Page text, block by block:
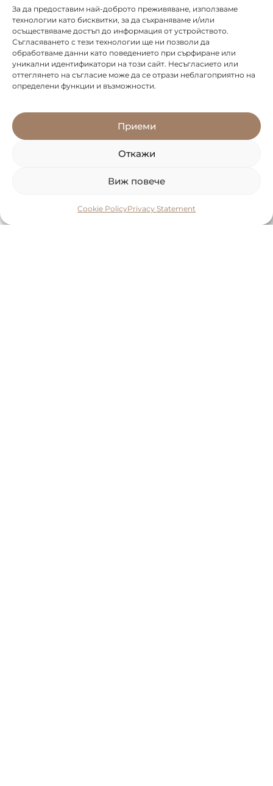
За да предоставим най-доброто преживяване, използваме
технологии като бисквитки, за да съхраняваме и/или
осъществяваме достъп до информация от устройството.
Съгласяването с тези технологии ще ни позволи да
обработваме данни като поведението при сърфиране или
уникални идентификатори на този сайт. Несъгласието или
оттеглянето на съгласие може да се отрази неблагоприятно на
определени функции и възможности.
Приеми
Откажи
Виж повече
Cookie PolicyPrivacy Statement